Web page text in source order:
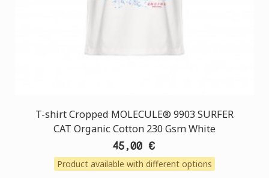
T-shirt Cropped MOLECULE® 9903 SURFER
CAT Organic Cotton 230 Gsm White
45,00 €
Product available with different options